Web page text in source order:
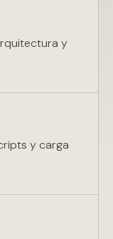
y
y carga